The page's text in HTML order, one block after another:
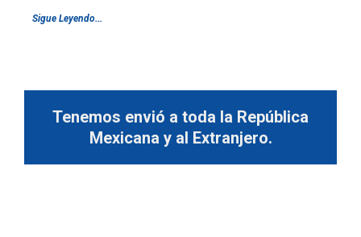
Sigue Leyendo...
Tenemos envió a toda la República
Mexicana y al Extranjero.